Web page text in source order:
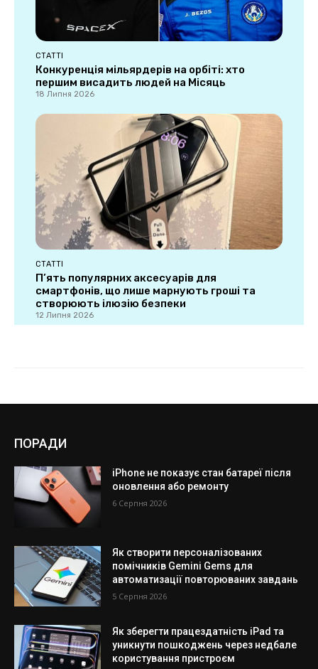
ПОРАДИ
iPhone не показує стан батареї після
оновлення або ремонту
6 Серпня 2026
Як створити персоналізованих
помічників Gemini Gems для
автоматизації повторюваних завдань
5 Серпня 2026
Як зберегти працездатність iPad та
уникнути пошкоджень через недбале
користування пристроєм